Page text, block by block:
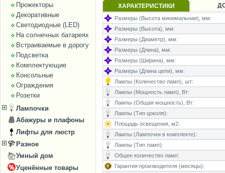
Прожекторы
Декоративные
Светодиодные (LED)
На солнечных батареях
Встраиваемые в дорогу
Подсветка
Комплектующие
Консольные
Ограждения
Розетки
Лампочки
Абажуры и плафоны
Лифты для люстр
Разное
Умный дом
Уценённые товары
ХАРАКТЕРИСТИКИ
Размеры (Высота минимальная), мм:
Размеры (Высота), мм:
Размеры (Диаметр), мм:
Размеры (Длина), мм:
Размеры (Ширина), мм:
Размеры (Длина цепи), мм:
Лампы (Количество ламп), шт:
Лампы (Мощность ламп), Вт:
Лампы (Общая мощность), Вт:
Лампы (Тип цоколя):
Площадь освещения, м2:
Лампы (Лампочки в комплекте):
Лампы (Тип ламп):
Общее количество ламп:
Гарантия производителя (месяцы):